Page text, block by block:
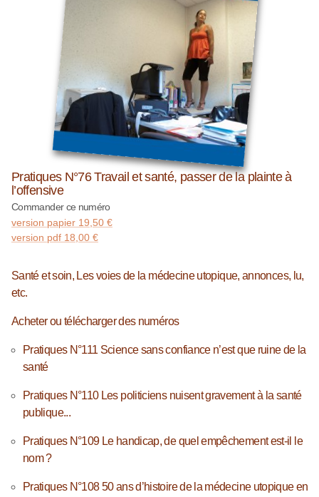
Pratiques N°76 Travail et santé, passer de la plainte à
l’offensive
Commander ce numéro
version papier 19,50 €
version pdf 18,00 €
Santé et soin, Les voies de la médecine utopique, annonces, lu,
etc.
Acheter ou télécharger des numéros
Pratiques N°111 Science sans confiance n’est que ruine de la
santé
Pratiques N°110 Les politiciens nuisent gravement à la santé
publique...
Pratiques N°109 Le handicap, de quel empêchement est-il le
nom ?
Pratiques N°108 50 ans d’histoire de la médecine utopique en